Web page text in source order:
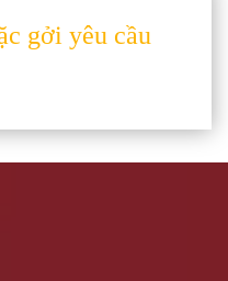
gởi yêu cầu